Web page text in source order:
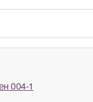
004-1